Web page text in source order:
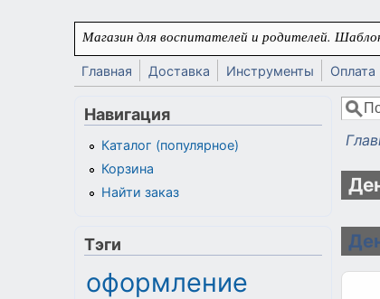
Перейти к основному содержанию
Магазин для воспитателей и родителей.
Главная Доставка Инструменты Оплата
Вы
Навигация
Каталог (популярное)
Корзина
Найти заказ
Тэги
оформление